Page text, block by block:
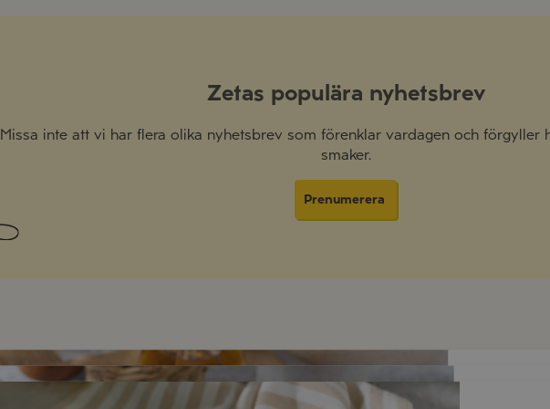
Zetas populära nyhetsbrev
Missa inte att vi har flera olika nyhetsbrev som förenklar vardagen och förgyller
smaker.
Prenumerera